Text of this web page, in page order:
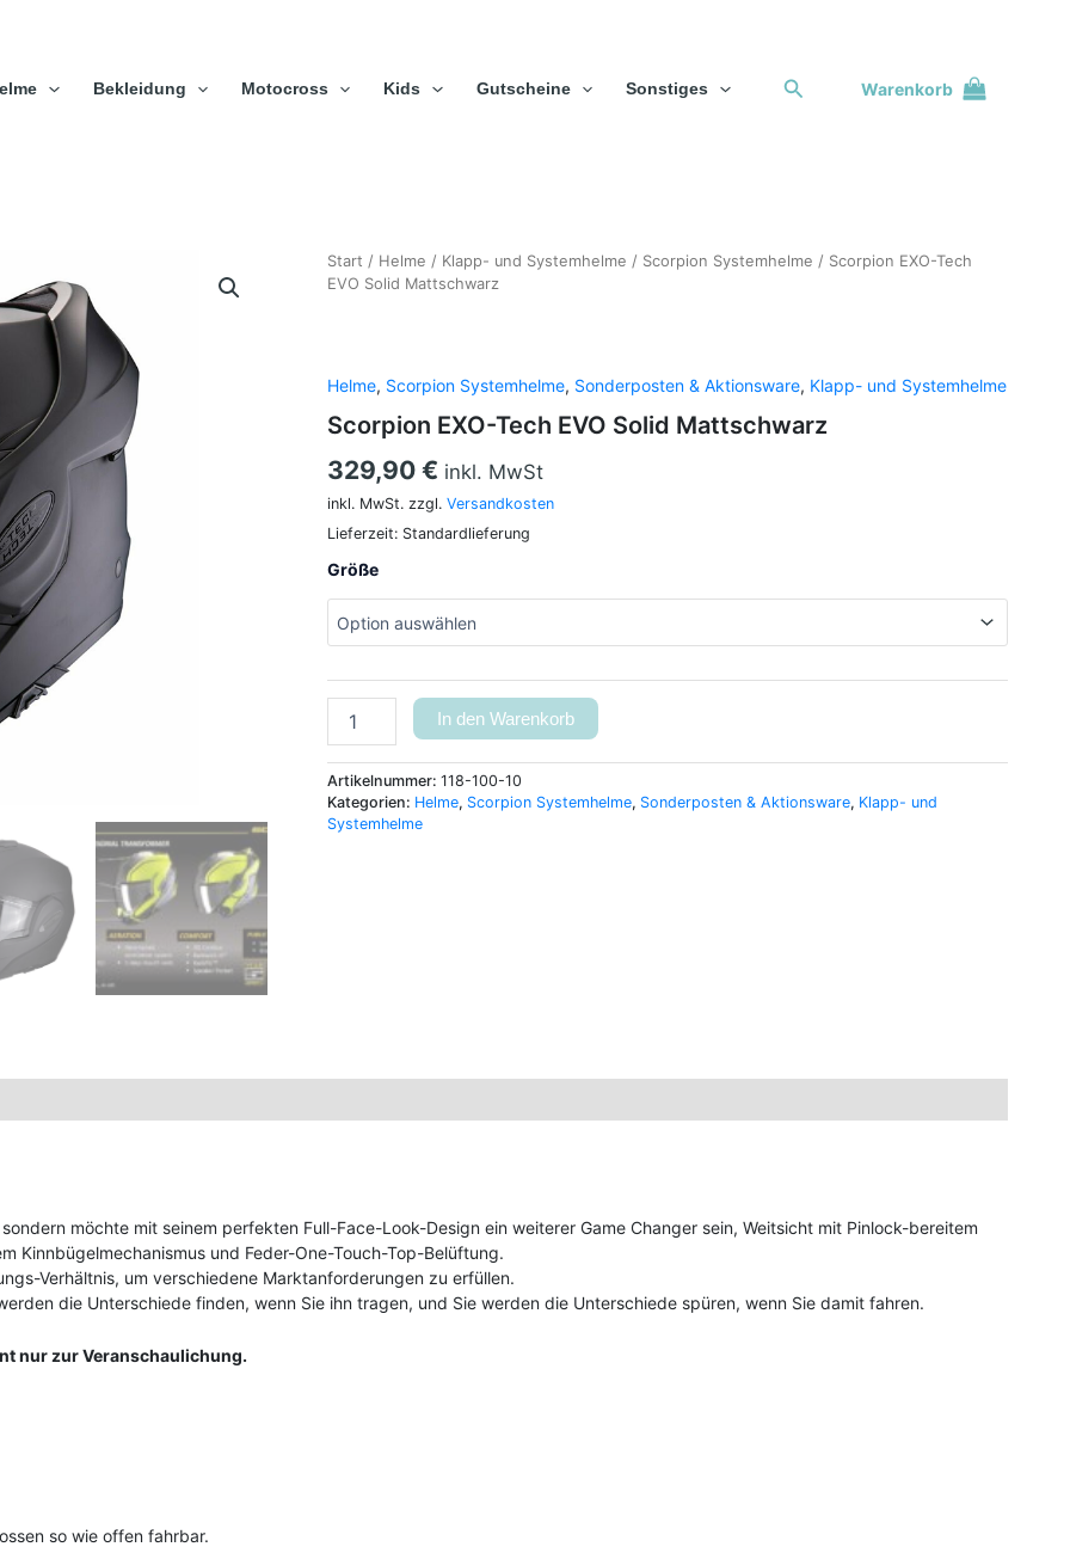
Bekleidung Motocross Kids Gutscheine Sonstiges SuchenWarenkorb
Start / Helme / Klapp- und Systemhelme / Scorpion Systemhelme / Scorpion EXO-Tech
EVO Solid Mattschwarz
Helme, Scorpion Systemhelme, Sonderposten & Aktionsware, Klapp- und Systemhelme
Scorpion EXO-Tech EVO Solid Mattschwarz
329,90 € inkl. MwSt
inkl. MwSt. zzgl. Versandkosten
Lieferzeit: Standardlieferung
Größe
Scorpion
EXO-
Mattschwarz
In den Warenkorb
Artikelnummer: 118-100-10
Kategorien: Helme, Scorpion Systemhelme, Sonderposten & Aktionsware, Klapp- und
Systemhelme
möchte mit seinem perfekten Full-Face-Look-Design ein weiterer Game Changer sein, Weitsicht mit Pinlock-bereitem
Kinnbügelmechanismus und Feder-One-Touch-Top-Belüftung.
Verhältnis, um verschiedene Marktanforderungen zu erfüllen.
die Unterschiede finden, wenn Sie ihn tragen, und Sie werden die Unterschiede spüren, wenn Sie damit fahren.
nur zur Veranschaulichung.
so wie offen fahrbar.